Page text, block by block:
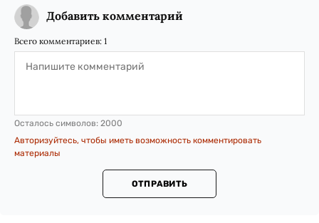
Добавить комментарий
Всего комментариев: 1
Осталось символов: 2000
Авторизуйтесь, чтобы иметь возможность комментировать
материалы
ОТПРАВИТЬ